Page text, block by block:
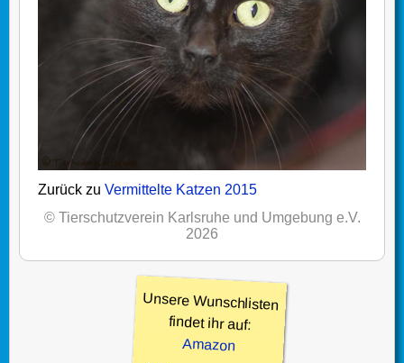
Zurück zu Vermittelte Katzen 2015
© Tierschutzverein Karlsruhe und Umgebung e.V.
2026
Unsere Wunschlisten
findet ihr auf:
Amazon